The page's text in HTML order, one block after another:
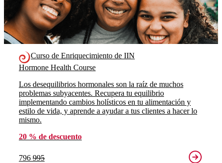
Curso de Enriquecimiento de IIN
Hormone Health Course
Los desequilibrios hormonales son la raíz de muchos
problemas subyacentes. Recupera tu equilibrio
implementando cambios holísticos en tu alimentación y
estilo de vida, y aprende a ayudar a tus clientes a hacer lo
mismo.
20 % de descuento
796 995